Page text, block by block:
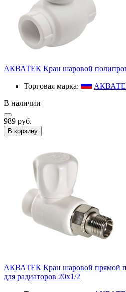
АКВАТЕК Кран шаровой
Торговая марка:
В наличии
989 руб.
В корзину
АКВАТЕК Кран шаровой прямой
для радиаторов 20x1/2